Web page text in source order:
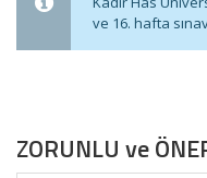
ve 16. hafta
ZORUNLU ve